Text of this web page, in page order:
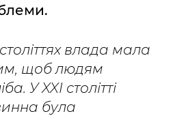
влада мала
щоб людям
У XXI столітті
була